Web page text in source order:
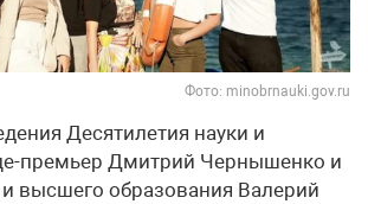
Фото: minobrnauki.gov.ru
Десятилетия науки и
премьер Дмитрий Чернышенко и
высшего образования Валерий